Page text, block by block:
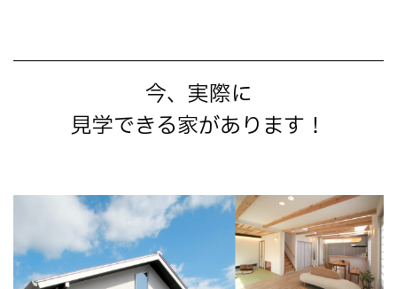
今、実際に
見学できる家があります！